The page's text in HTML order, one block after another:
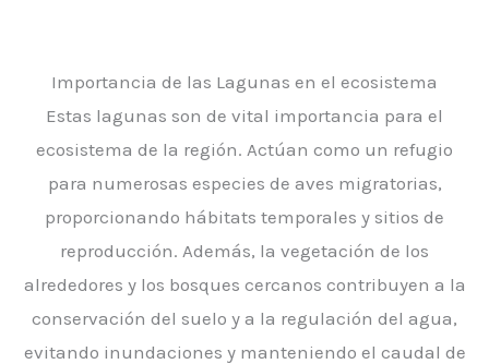
Importancia de las Lagunas en el ecosistema
Estas lagunas son de vital importancia para el
ecosistema de la región. Actúan como un refugio
para numerosas especies de aves migratorias,
proporcionando hábitats temporales y sitios de
reproducción. Además, la vegetación de los
alrededores y los bosques cercanos contribuyen a la
conservación del suelo y a la regulación del agua,
evitando inundaciones y manteniendo el caudal de